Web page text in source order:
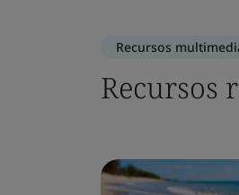
Recursos
Recursos